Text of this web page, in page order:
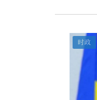
时政